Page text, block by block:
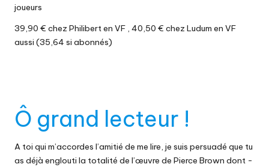
joueurs
39,90 € chez Philiberten VF , 40,50 € chez Ludum en VF
aussi (35,64 si abonnés)
Ô grand lecteur !
A toi qui m’accordes l’amitié de me lire, je suis persuadé que tu
as déjà englouti la totalité de l’œuvre de Pierce Brown dont -